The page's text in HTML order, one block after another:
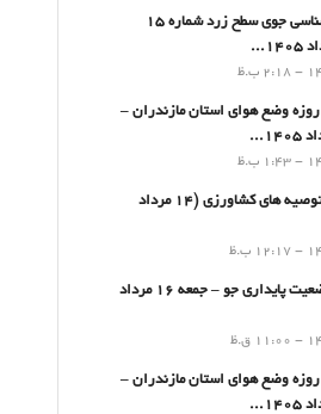
هشدار هواشناسی جوی سطح زرد شماره 15
پیش بینی 5 روزه وضع هوای استان مازندران –
پیش بینی و توصیه های کشاورزی (14 مرداد
پیش بینی وضعیت پایداری جو – جمعه 16 مرداد
پیش بینی 7 روزه وضع هوای استان مازندران –